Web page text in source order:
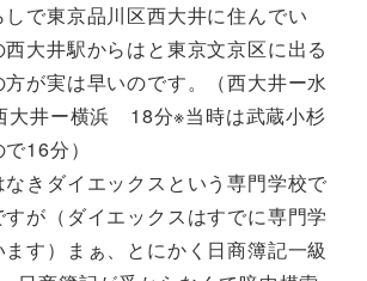
で東京品川区西大井に住んでい
大井駅からはと東京文京区に出る
が実は早いのです。（西大井ー水
井ー横浜 18分※当時は武蔵小杉
16分）
きダイエックスという専門学校で
が（ダイエックスはすでに専門学
す）まぁ、とにかく日商簿記一級